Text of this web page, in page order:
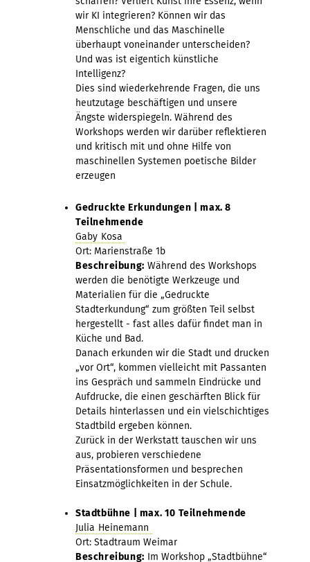
wir KI integrieren? Können wir das
Menschliche und das Maschinelle
überhaupt voneinander unterscheiden?
Und was ist eigentich künstliche
Intelligenz?
Dies sind wiederkehrende Fragen, die uns
heutzutage beschäftigen und unsere
Ängste widerspiegeln. Während des
Workshops werden wir darüber reflektieren
und kritisch mit und ohne Hilfe von
maschinellen Systemen poetische Bilder
erzeugen
Gedruckte Erkundungen | max. 8
Teilnehmende
Gaby Kosa
Ort: Marienstraße 1b
Beschreibung: Während des Workshops
werden die benötigte Werkzeuge und
Materialien für die „Gedruckte
Stadterkundung“ zum größten Teil selbst
hergestellt - fast alles dafür findet man in
Küche und Bad.
Danach erkunden wir die Stadt und drucken
„vor Ort“, kommen vielleicht mit Passanten
ins Gespräch und sammeln Eindrücke und
Aufdrucke, die einen geschärften Blick für
Details hinterlassen und ein vielschichtiges
Stadtbild ergeben können.
Zurück in der Werkstatt tauschen wir uns
aus, probieren verschiedene
Präsentationsformen und besprechen
Einsatzmöglichkeiten in der Schule.
Stadtbühne | max. 10 Teilnehmende
Julia Heinemann
Ort: Stadtraum Weimar
Beschreibung: Im Workshop „Stadtbühne“